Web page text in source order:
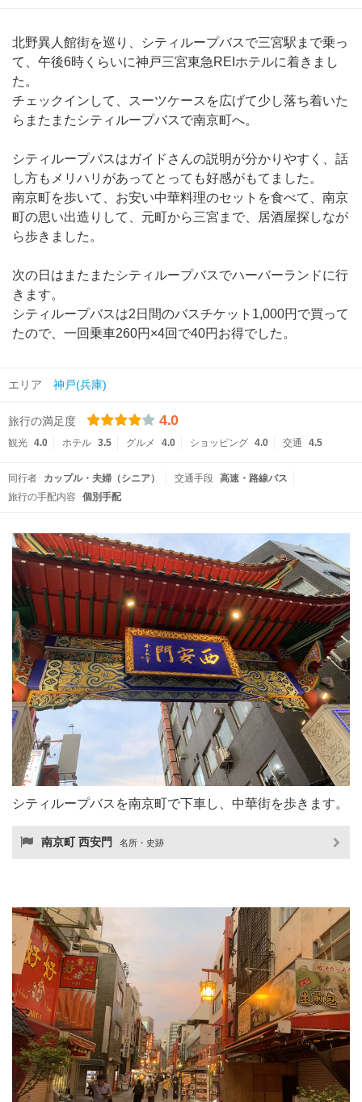
北野異人館街を巡り、シティループバスで三宮駅まで乗っ
て、午後6時くらいに神戸三宮東急REIホテルに着きまし
た。
チェックインして、スーツケースを広げて少し落ち着いた
らまたまたシティループバスで南京町へ。
シティループバスはガイドさんの説明が分かりやすく、話
し方もメリハリがあってとっても好感がもてました。
南京町を歩いて、お安い中華料理のセットを食べて、南京
町の思い出造りして、元町から三宮まで、居酒屋探しなが
ら歩きました。
次の日はまたまたシティループバスでハーバーランドに行
きます。
シティループバスは2日間のバスチケット1,000円で買って
たので、一回乗車260円×4回で40円お得でした。
エリア 神戸(兵庫)
旅行の満足度 4.0
観光 4.0 ホテル 3.5 グルメ 4.0 ショッピング 4.0 交通 4.5
同行者 カップル・夫婦（シニア） 交通手段 高速・路線バス
旅行の手配内容
個別手配
シティループバスを南京町で下車し、中華街を歩きます。
南京町 西安門 名所・史跡